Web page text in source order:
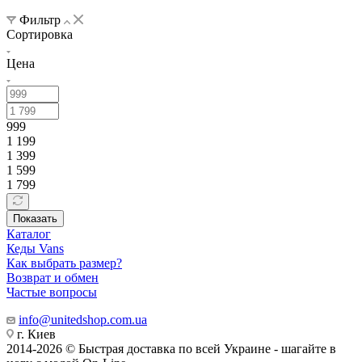
Фильтр
Сортировка
Цена
999
1 199
1 399
1 599
1 799
Показать
Каталог
Кеды Vans
Как выбрать размер?
Возврат и обмен
Частые вопросы
info@unitedshop.com.ua
г. Киев
2014-2026 © Быстрая доставка по всей Украине - шагайте в